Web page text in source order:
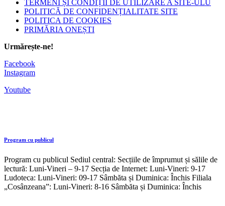
TERMENI ȘI CONDIȚII DE UTILIZARE A SITE-ULU
POLITICĂ DE CONFIDENȚIALITATE SITE
POLITICA DE COOKIES
PRIMĂRIA ONEȘTI
Urmărește-ne!
Facebook
Instagram
Youtube
Program cu publicul
Program cu publicul Sediul central: Secțiile de împrumut și sălile de
lectură: Luni-Vineri – 9-17 Secția de Internet: Luni-Vineri: 9-17
Ludoteca: Luni-Vineri: 09-17 Sâmbăta și Duminica: Închis Filiala
„Cosânzeana”: Luni-Vineri: 8-16 Sâmbăta și Duminica: Închis